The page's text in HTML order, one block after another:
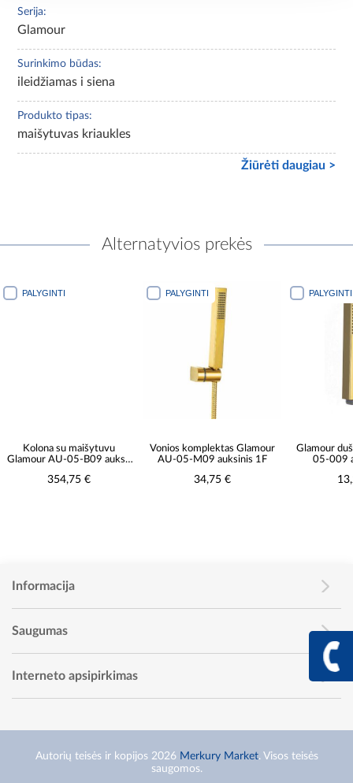
Serija:
Glamour
Surinkimo būdas:
ileidžiamas i siena
Produkto tipas:
maišytuvas kriaukles
Žiūrėti daugiau >
Alternatyvios prekės
PALYGINTI
Kolona su maišytuvu
Glamour AU-05-B09 aukso
354,75 €
PALYGINTI
Vonios komplektas Glamour
AU-05-M09 auksinis 1F
34,75 €
PALYGINTI
Glamour
05-009
Informacija
Saugumas
Interneto apsipirkimas
Autorių teisės ir kopijos 2026 Merkury Market. Visos teisės
saugomos.
+370 617
Info linija I - V 9:00 -